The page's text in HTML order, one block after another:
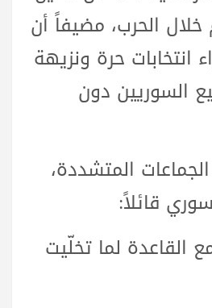
الحرب، مضيفاً أن
انتخابات حرة ونزيهة
السوريين دون
المتشددة،
قائلاً:
القاعدة لما تخلّيت